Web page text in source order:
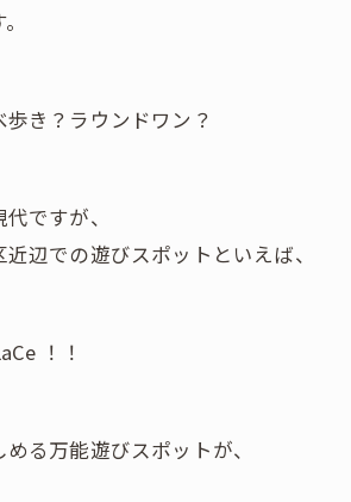
き？ラウンドワン？
ですが、
辺での遊びスポットといえば、
！！
る万能遊びスポットが、